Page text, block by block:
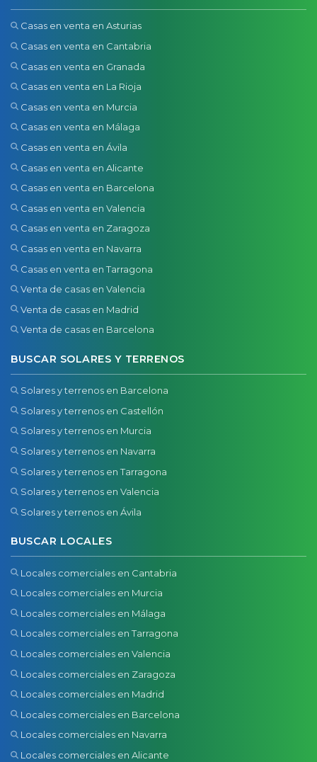
Casas en venta en Asturias
Casas en venta en Cantabria
Casas en venta en Granada
Casas en venta en La Rioja
Casas en venta en Murcia
Casas en venta en Málaga
Casas en venta en Ávila
Casas en venta en Alicante
Casas en venta en Barcelona
Casas en venta en Valencia
Casas en venta en Zaragoza
Casas en venta en Navarra
Casas en venta en Tarragona
Venta de casas en Valencia
Venta de casas en Madrid
Venta de casas en Barcelona
BUSCAR SOLARES Y TERRENOS
Solares y terrenos en Barcelona
Solares y terrenos en Castellón
Solares y terrenos en Murcia
Solares y terrenos en Navarra
Solares y terrenos en Tarragona
Solares y terrenos en Valencia
Solares y terrenos en Ávila
BUSCAR LOCALES
Locales comerciales en Cantabria
Locales comerciales en Murcia
Locales comerciales en Málaga
Locales comerciales en Tarragona
Locales comerciales en Valencia
Locales comerciales en Zaragoza
Locales comerciales en Madrid
Locales comerciales en Barcelona
Locales comerciales en Navarra
Locales comerciales en Alicante